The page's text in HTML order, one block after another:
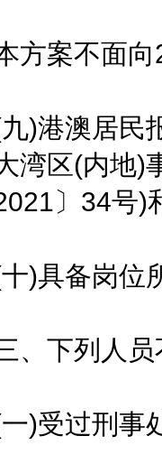
案不面向
澳居民报
湾区(内地)
〕34号)
备岗位所
下列人员
过刑事处